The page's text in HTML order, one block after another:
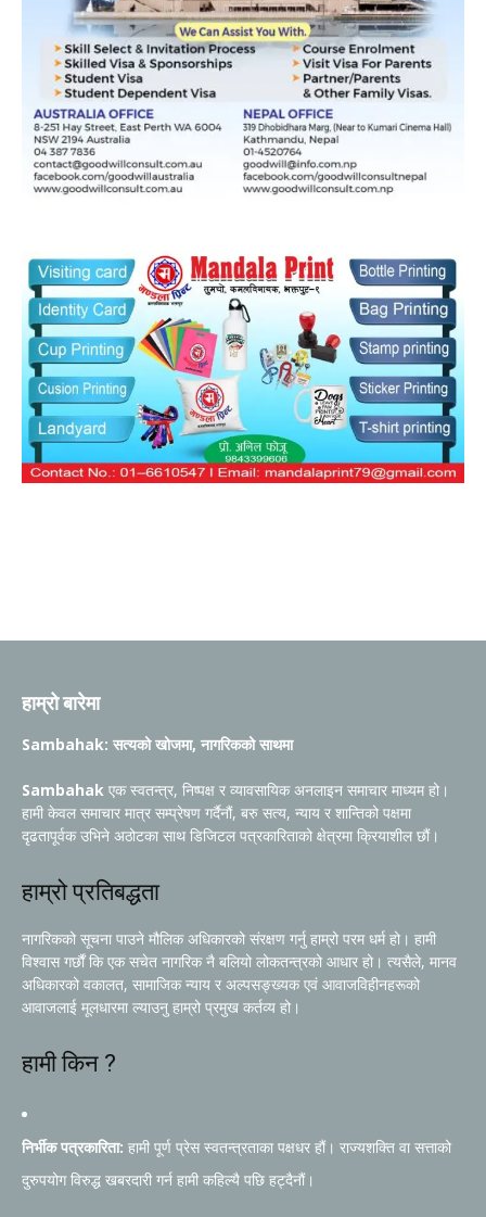
हाम्रो बारेमा
Sambahak: सत्यको खोजमा, नागरिकको साथमा
Sambahak एक स्वतन्त्र, निष्पक्ष र व्यावसायिक अनलाइन समाचार माध्यम हो।
हामी केवल समाचार मात्र सम्प्रेषण गर्दैनौं, बरु सत्य, न्याय र शान्तिको पक्षमा
दृढतापूर्वक उभिने अठोटका साथ डिजिटल पत्रकारिताको क्षेत्रमा क्रियाशील छौं।
हाम्रो प्रतिबद्धता
नागरिकको सूचना पाउने मौलिक अधिकारको संरक्षण गर्नु हाम्रो परम धर्म हो। हामी
विश्वास गर्छौं कि एक सचेत नागरिक नै बलियो लोकतन्त्रको आधार हो। त्यसैले, मानव
अधिकारको वकालत, सामाजिक न्याय र अल्पसङ्ख्यक एवं आवाजविहीनहरूको
आवाजलाई मूलधारमा ल्याउनु हाम्रो प्रमुख कर्तव्य हो।
हामी किन ?
निर्भीक पत्रकारिता: हामी पूर्ण प्रेस स्वतन्त्रताका पक्षधर हौं। राज्यशक्ति वा सत्ताको
दुरुपयोग विरुद्ध खबरदारी गर्न हामी कहिल्यै पछि हट्दैनौं।